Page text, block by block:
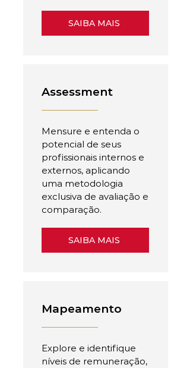
SAIBA MAIS
Assessment
Mensure e entenda o
potencial de seus
profissionais internos e
externos, aplicando
uma metodologia
exclusiva de avaliação e
comparação.
SAIBA MAIS
Mapeamento
Explore e identifique
níveis de remuneração,